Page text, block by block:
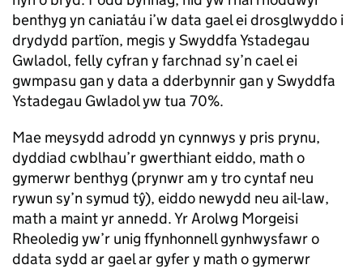
benthyg yn caniatáu i’w data gael ei drosglwyddo i
drydydd partïon, megis y Swyddfa Ystadegau
Gwladol, felly cyfran y farchnad sy’n cael ei
gwmpasu gan y data a dderbynnir gan y Swyddfa
Ystadegau Gwladol yw tua 70%.
Mae meysydd adrodd yn cynnwys y pris prynu,
dyddiad cwblhau’r gwerthiant eiddo, math o
gymerwr benthyg (prynwr am y tro cyntaf neu
rywun sy’n symud tŷ), eiddo newydd neu ail-law,
math a maint yr annedd. Yr Arolwg Morgeisi
Rheoledig yw’r unig ffynhonnell gynhwysfawr o
ddata sydd ar gael ar gyfer y math o gymerwr